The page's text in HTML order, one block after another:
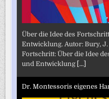
Über die Idee des
Entwicklung. Autor: Bury,
Fortschritt: Über die Idee
und Entwicklung [...]
Dr. Montessoris eigenes